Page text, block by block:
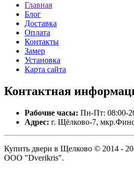
Главная
Блог
Доставка
Оплата
Контакты
Замер
Установка
Карта сайта
Контактная
Рабочие часы: Пн-Пт: 08:00-
Адрес: г. Щёлково-7,
Купить двери в Щелково © 2014 -
ООО "Dverikris".